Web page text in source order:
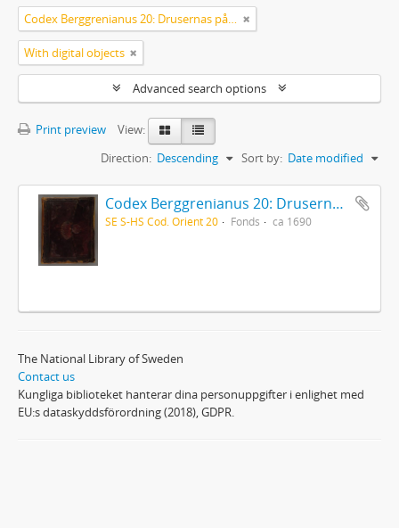
Codex Berggrenianus 20: Drusernas på Libanon heliga bok
With digital objects
Advanced search options
Print preview
View:
Sort by: Date modified
Direction: Descending
Codex Berggrenianus 20: Drusernas på Libanon heliga bok
SE S-HS Cod. Orient 20 Fonds ca 1690
The National Library of Sweden
Contact us
Kungliga biblioteket hanterar dina personuppgifter i enlighet med
EU:s dataskyddsförordning (2018), GDPR.